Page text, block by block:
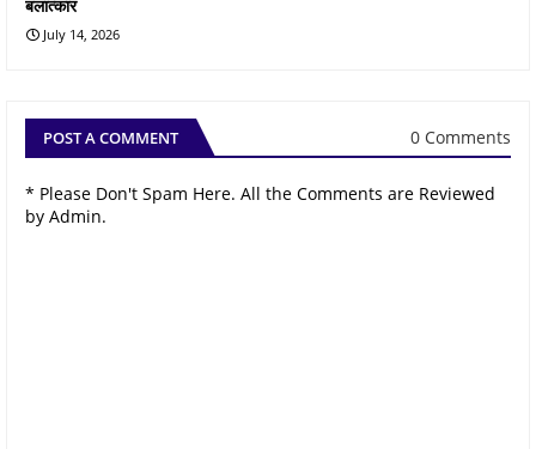
बलात्कार
July 14, 2026
POST A COMMENT 0 Comments
* Please Don't Spam Here. All the Comments are Reviewed
by Admin.